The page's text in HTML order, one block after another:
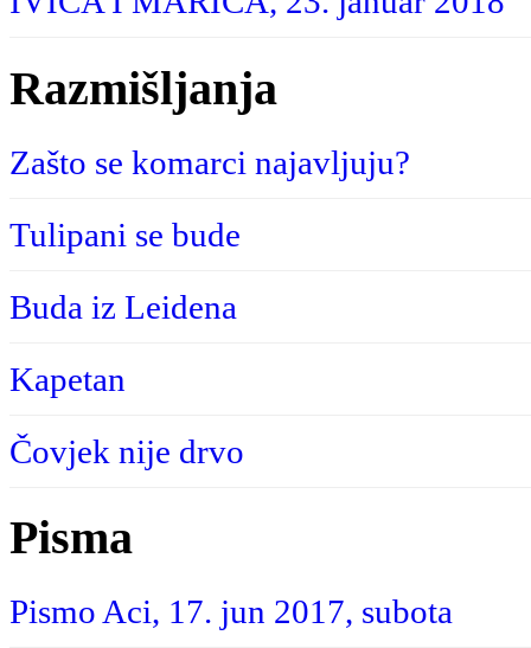
Razmišljanja
Zašto se komarci najavljuju?
Tulipani se bude
Buda iz Leidena
Kapetan
Čovjek nije drvo
Pisma
Pismo Aci, 17. jun 2017, subota